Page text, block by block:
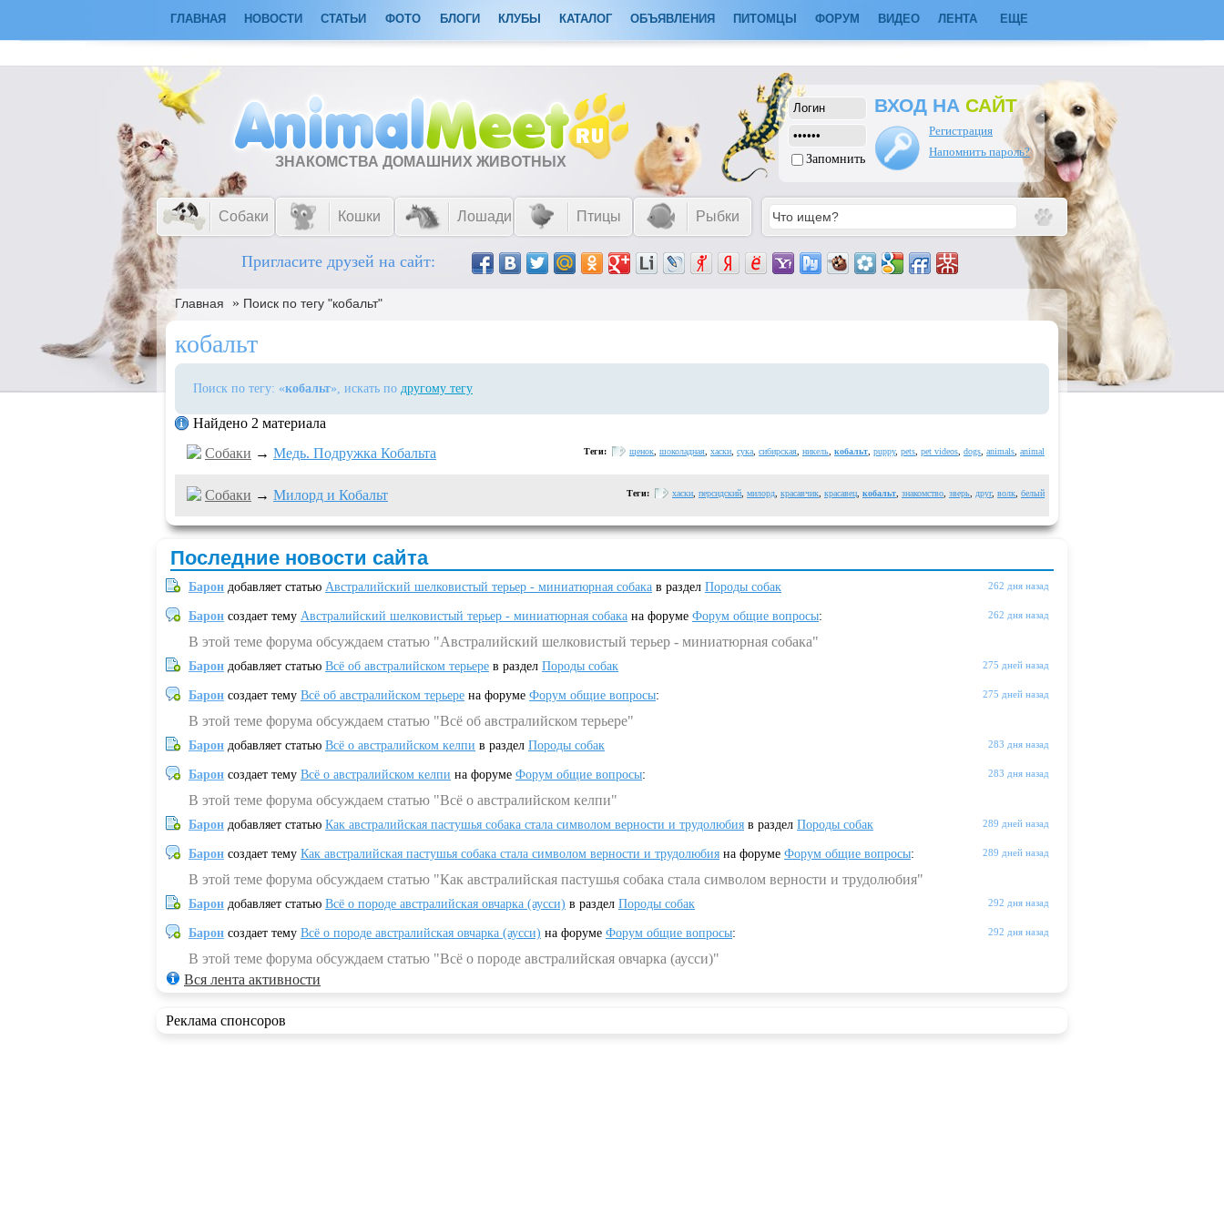
ГЛАВНАЯ НОВОСТИ СТАТЬИ ФОТО БЛОГИ КЛУБЫ КАТАЛОГ ОБЪЯВЛЕНИЯ ПИТОМЦЫ ФОРУМ ВИДЕО ЛЕНТА ЕЩЕ
ЗНАКОМСТВА ДОМАШНИХ ЖИВОТНЫХ Запомнить
ВХОД НА САЙТ
Регистрация
Напомнить пароль?
Собаки Кошки Лошади Птицы Рыбки
Пригласите друзей на сайт:
Главная » Поиск по тегу "кобальт"
кобальт
Поиск по тегу: «кобальт», искать по другому тегу
Найдено 2 материала
Собаки → Медь. Подружка Кобальта Теги: щенок шоколадная хаски сука сибирская никель кобальт puppy, pets pet videos dogs animals animal
Собаки → Милорд и Кобальт Теги: хаски персидский милорд красавчик красавец кобальт знакомство зверь друг, волк белый
Последние новости сайта
262 дня назад
Барон добавляет статью Австралийский шелковистый терьер - миниатюрная собака в раздел Породы собак
262 дня назад
Барон создает тему Австралийский шелковистый терьер - миниатюрная собака на форуме Форум общие вопросы:
В этой теме форума обсуждаем статью "Австралийский шелковистый терьер - миниатюрная собака"
275 дней назад
Барон добавляет статью Всё об австралийском терьере в раздел Породы собак
275 дней назад
Барон создает тему Всё об австралийском терьере на форуме Форум общие вопросы:
В этой теме форума обсуждаем статью "Всё об австралийском терьере"
283 дня назад
Барон добавляет статью Всё о австралийском келпи в раздел Породы собак
283 дня назад
Барон создает тему Всё о австралийском келпи на форуме Форум общие вопросы:
В этой теме форума обсуждаем статью "Всё о австралийском келпи"
289 дней назад
Барон добавляет статью Как австралийская пастушья собака стала символом верности и трудолюбия в раздел Породы собак
289 дней назад
Барон создает тему Как австралийская пастушья собака стала символом верности и трудолюбия на форуме Форум общие вопросы:
В этой теме форума обсуждаем статью "Как австралийская пастушья собака стала символом верности и трудолюбия"
292 дня назад
Барон добавляет статью Всё о породе австралийская овчарка (аусси) в раздел Породы собак
292 дня назад
Барон создает тему Всё о породе австралийская овчарка (аусси) на форуме Форум общие вопросы:
В этой теме форума обсуждаем статью "Всё о породе австралийская овчарка (аусси)"
Вся лента активности
Реклама спонсоров